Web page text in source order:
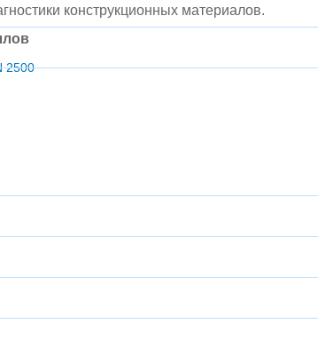
конструкционных материалов.
2500